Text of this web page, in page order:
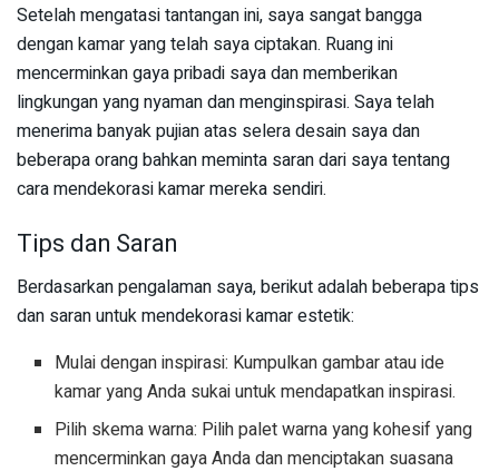
Setelah mengatasi tantangan ini, saya sangat bangga
dengan kamar yang telah saya ciptakan. Ruang ini
mencerminkan gaya pribadi saya dan memberikan
lingkungan yang nyaman dan menginspirasi. Saya telah
menerima banyak pujian atas selera desain saya dan
beberapa orang bahkan meminta saran dari saya tentang
cara mendekorasi kamar mereka sendiri.
Tips dan Saran
Berdasarkan pengalaman saya, berikut adalah beberapa tips
dan saran untuk mendekorasi kamar estetik:
Mulai dengan inspirasi: Kumpulkan gambar atau ide
kamar yang Anda sukai untuk mendapatkan inspirasi.
Pilih skema warna: Pilih palet warna yang kohesif yang
mencerminkan gaya Anda dan menciptakan suasana